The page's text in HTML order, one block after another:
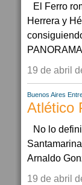
El Ferro
Herrera y
19 de abril
Buenos Aires
Atlético
No lo
Arnaldo
19 de abril